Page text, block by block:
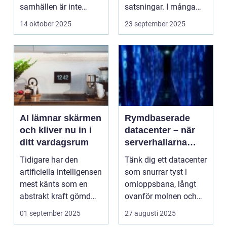
samhällen är inte
längre enb...
14 oktober 2025
satsningar. I många
fall ä...
23 september 2025
AI lämnar skärmen
och kliver nu in i
ditt vardagsrum
Tidigare har den
artificiella intelligensen
mest känts som en
abstrakt kraft gömd
bakom ly...
01 september 2025
Rymdbaserade
datacenter – när
serverhallarna
lämnar jorden
Tänk dig ett datacenter
som snurrar tyst i
omloppsbana, långt
ovanför molnen och
bor...
27 augusti 2025